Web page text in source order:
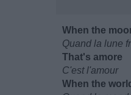
When the
Quand la lune
That's amore
C'est l'amour
When the